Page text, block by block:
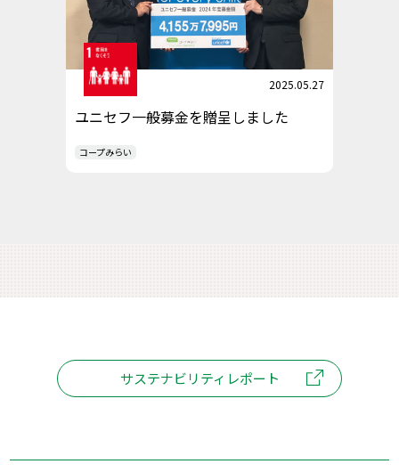
2025.05.27
ユニセフ一般募金を贈呈しました
コープみらい
サステナビリティレポート